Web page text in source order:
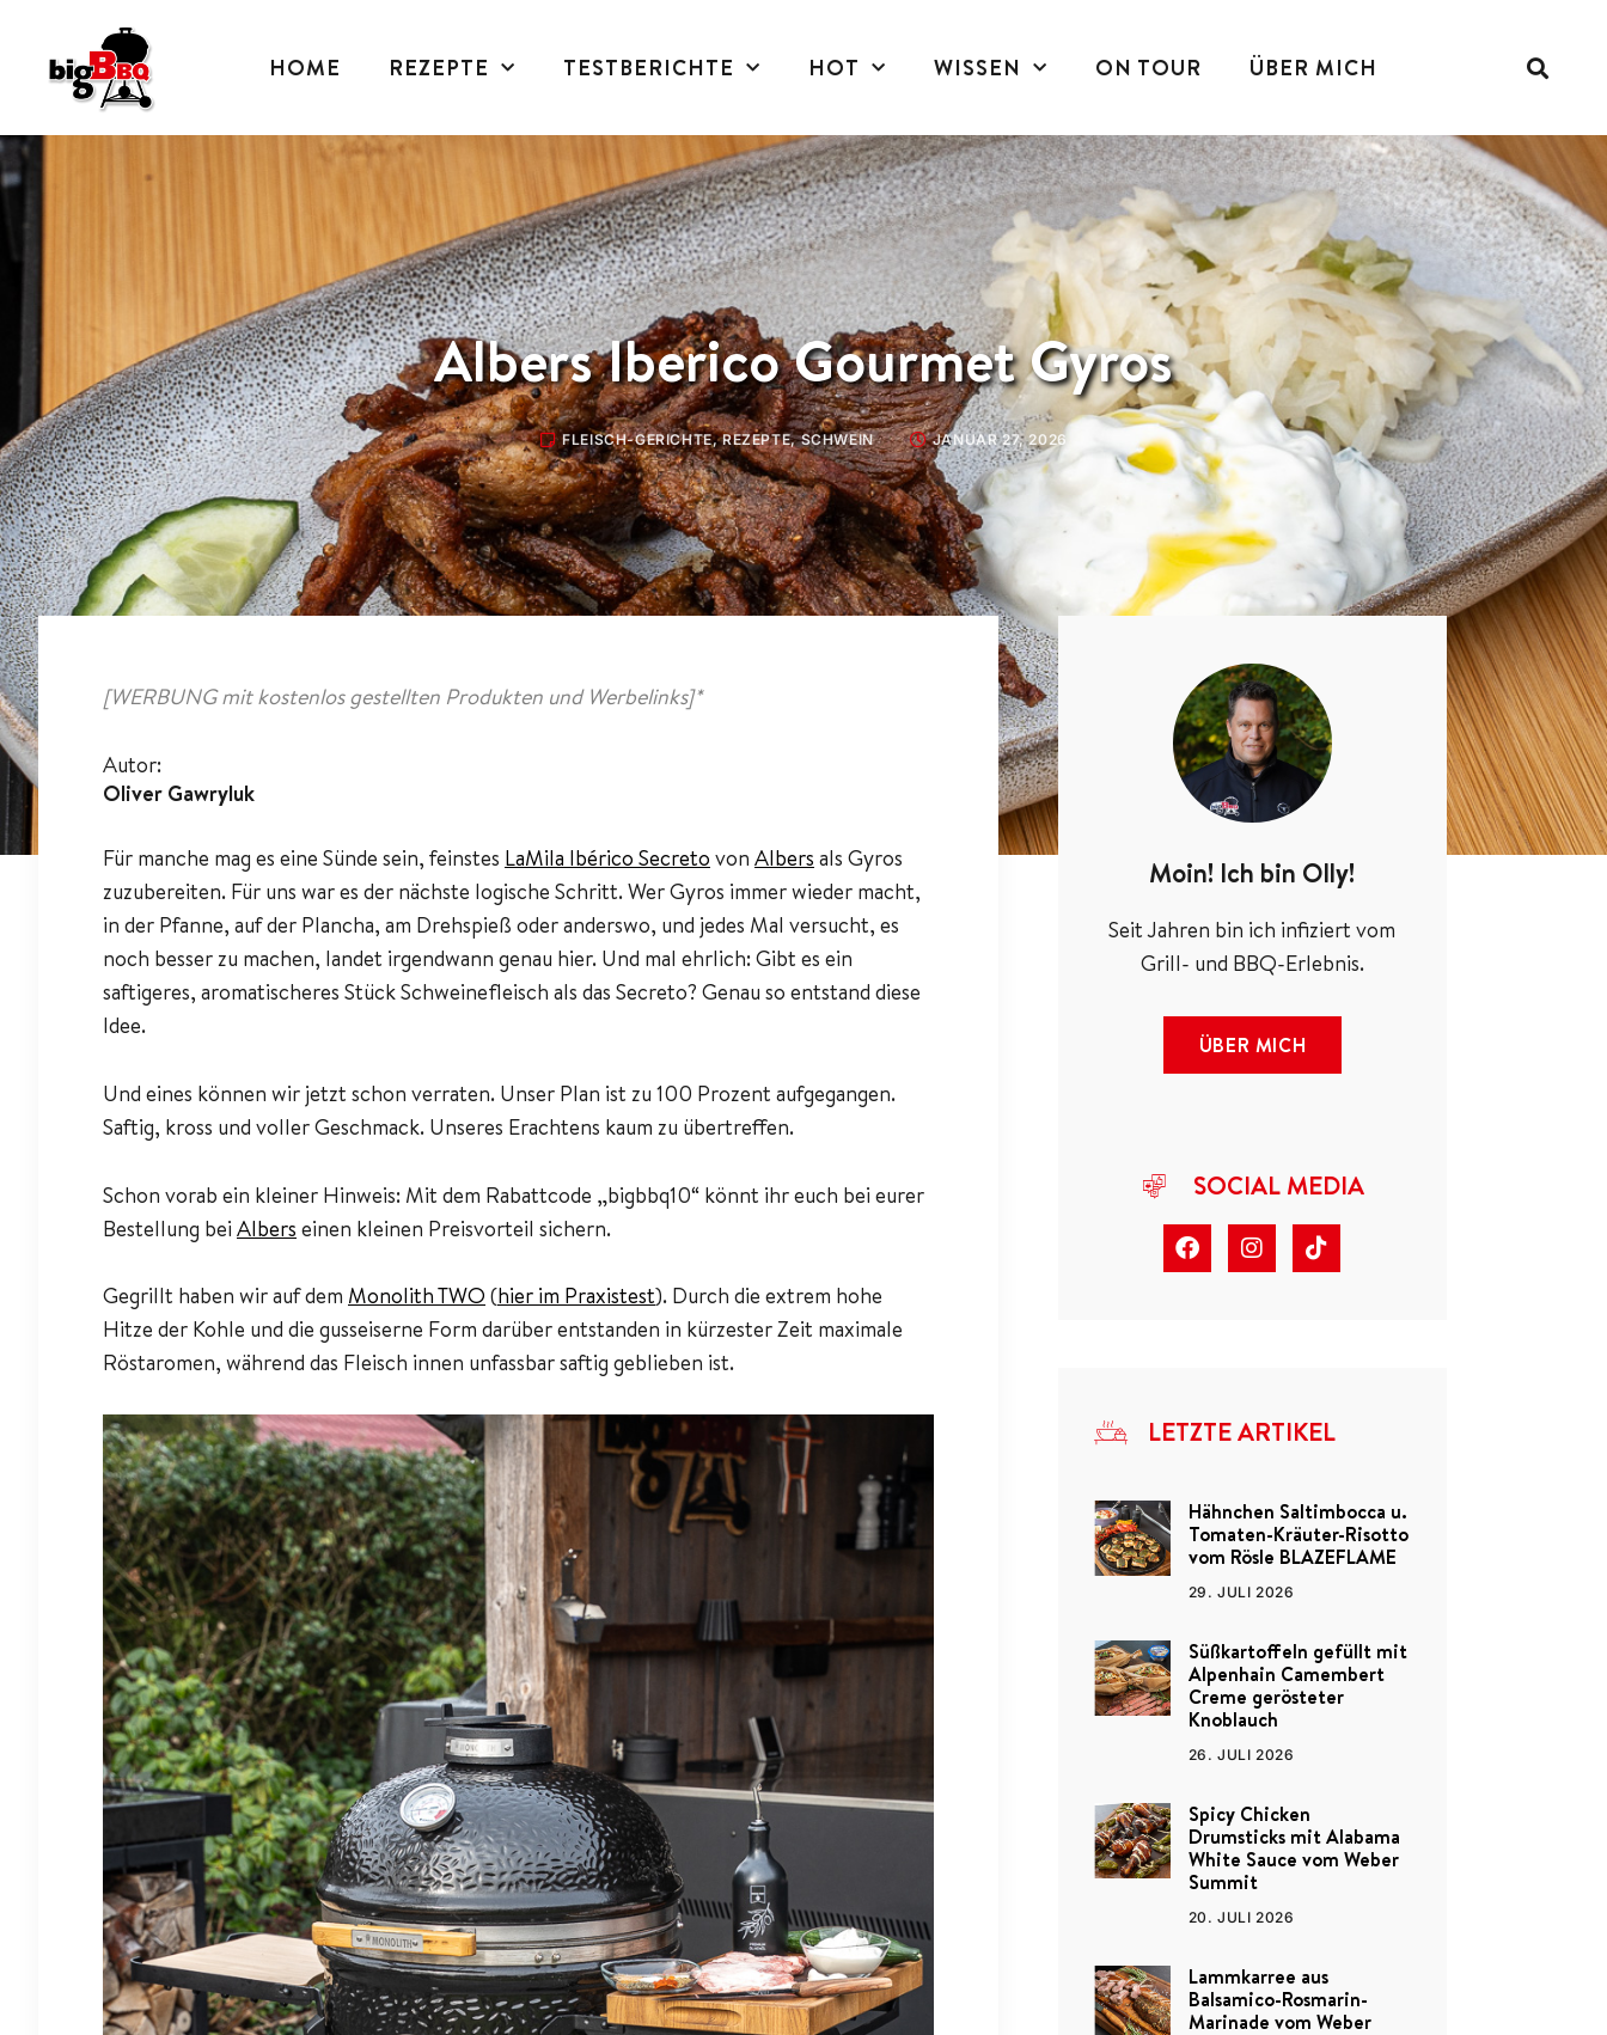
HOME REZEPTE TESTBERICHTE HOT WISSEN ON TOUR ÜBER MICH
Albers Iberico Gourmet Gyros
FLEISCH-GERICHTE,REZEPTE,SCHWEIN JANUAR 27, 2026
[WERBUNG mit kostenlos gestellten Produkten und Werbelinks]*
Autor:
Oliver Gawryluk
Für manche mag es eine Sünde sein, feinstes LaMila Ibérico Secreto von Albers als Gyros
zuzubereiten. Für uns war es der nächste logische Schritt. Wer Gyros immer wieder macht,
in der Pfanne, auf der Plancha, am Drehspieß oder anderswo, und jedes Mal versucht, es
noch besser zu machen, landet irgendwann genau hier. Und mal ehrlich: Gibt es ein
saftigeres, aromatischeres Stück Schweinefleisch als das Secreto? Genau so entstand diese
Idee.
Und eines können wir jetzt schon verraten. Unser Plan ist zu 100 Prozent aufgegangen.
Saftig, kross und voller Geschmack. Unseres Erachtens kaum zu übertreffen.
Schon vorab ein kleiner Hinweis: Mit dem Rabattcode „bigbbq10“ könnt ihr euch bei eurer
Bestellung bei Albers einen kleinen Preisvorteil sichern.
Gegrillt haben wir auf dem Monolith TWO (hier im Praxistest). Durch die extrem hohe
Hitze der Kohle und die gusseiserne Form darüber entstanden in kürzester Zeit maximale
Röstaromen, während das Fleisch innen unfassbar saftig geblieben ist.
Moin! Ich bin Olly!
Seit Jahren bin ich infiziert vom
Grill- und BBQ-Erlebnis.
ÜBER MICH
SOCIAL MEDIA
LETZTE ARTIKEL
Hähnchen Saltimbocca u.
Tomaten-Kräuter-Risotto
vom Rösle BLAZEFLAME
29. JULI 2026
Süßkartoffeln gefüllt mit
Alpenhain Camembert
Creme gerösteter
Knoblauch
26. JULI 2026
Spicy Chicken
Drumsticks mit Alabama
White Sauce vom Weber
Summit
20. JULI 2026
Lammkarree aus
Balsamico-Rosmarin-
Marinade vom Weber